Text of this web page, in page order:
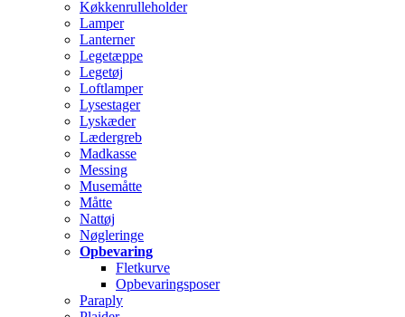
Køkkenrulleholder
Lamper
Lanterner
Legetæppe
Legetøj
Loftlamper
Lysestager
Lyskæder
Lædergreb
Madkasse
Messing
Musemåtte
Måtte
Nattøj
Nøgleringe
Opbevaring
Fletkurve
Opbevaringsposer
Paraply